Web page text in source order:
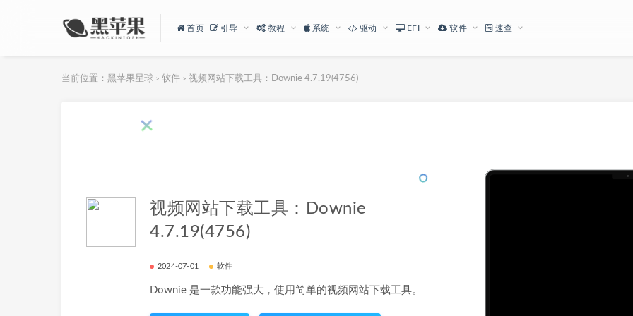
首页 引导 教程 系统 驱动 EFI 软件 速查
当前位置： 黑苹果星球 > 软件 > 视频网站下载工具：Downie 4.7.19(4756)
视频网站下载工具：Downie
4.7.19(4756)
2024-07-01 软件
Downie 是一款功能强大，使用简单的视频网站下载工具。